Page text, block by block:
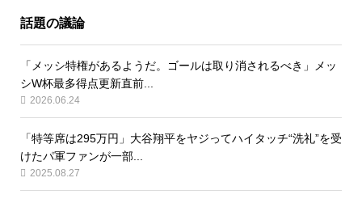
話題の議論
「メッシ特権があるようだ。ゴールは取り消されるべき」メッ
シW杯最多得点更新直前...
2026.06.24
「特等席は295万円」大谷翔平をヤジってハイタッチ“洗礼”を受
けたパ軍ファンが一部...
2025.08.27